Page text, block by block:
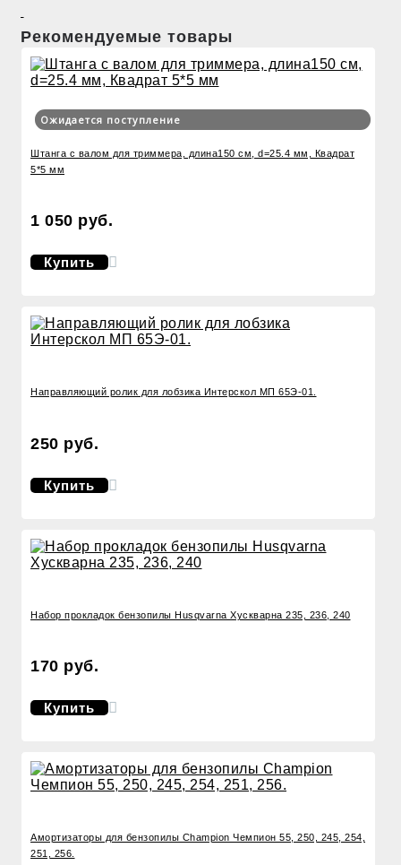
Рекомендуемые товары
Ожидается поступление
Штанга с валом для триммера, длина150 см, d=25.4 мм, Квадрат
5*5 мм
1 050 руб.
Купить
Направляющий ролик для лобзика Интерскол МП 65Э-01.
250 руб.
Купить
Набор прокладок бензопилы Husqvarna Хускварна 235, 236, 240
170 руб.
Купить
Амортизаторы для бензопилы Champion Чемпион 55, 250, 245, 254,
251, 256.